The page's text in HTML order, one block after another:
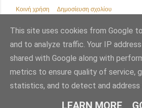
Κοινή χρήση Δημοσίευση σχολίου
Από το Blogger
Εικόνες θέματος απόMae
This site uses cookies from Google
and to analyze traffic. Your IP
shared with Google along with
metrics to ensure quality of service,
statistics, and to detect and address
LEARN MORE